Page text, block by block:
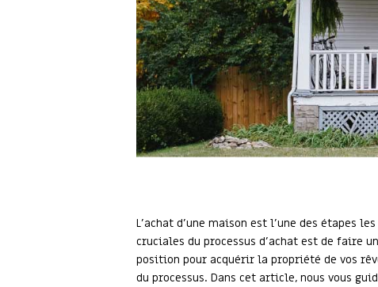
L'achat d'une maison est l'une des étapes
cruciales du processus d'achat est de faire
position pour acquérir la propriété de vos
du processus. Dans cet article, nous vous